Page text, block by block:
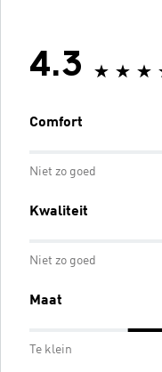
4.3
Comfort
Niet zo goed
Kwaliteit
Niet zo goed
Maat
Te klein